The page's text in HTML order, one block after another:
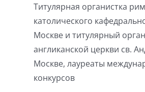
Титулярная органистка
католического
Москве и титулярный
англиканской церкви св.
Москве, лауреаты
конкурсов